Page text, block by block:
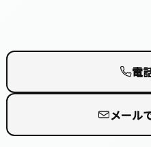
電
メール